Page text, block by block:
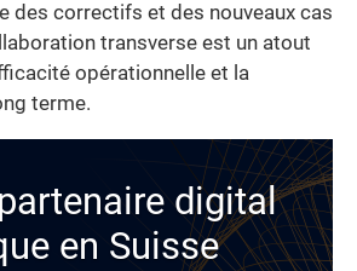
des correctifs et des nouveaux cas
transverse est un atout
opérationnelle et la
terme.
digital
en Suisse